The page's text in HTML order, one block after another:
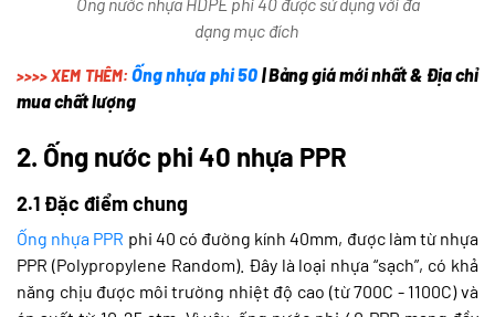
dạng mục đích
>>>> XEM THÊM:Ống nhựa phi 50 | Bảng giá mới nhất & Địa chỉ
mua chất lượng
2. Ống nước phi 40 nhựa PPR
2.1 Đặc điểm chung
Ống nhựa PPR phi 40 có đường kính 40mm, được làm từ nhựa
PPR (Polypropylene Random). Đây là loại nhựa “sạch”, có khả
năng chịu được môi trường nhiệt độ cao (từ 700C - 1100C) và